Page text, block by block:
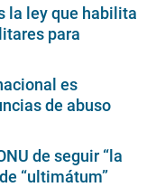
la ley que habilita
para
es
de abuso
de seguir “la
“ultimátum”